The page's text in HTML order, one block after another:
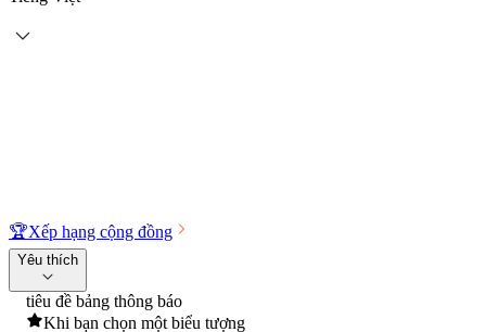
🏆Xếp hạng cộng đồng
Yêu thích
tiêu đề bảng thông báo
Khi bạn chọn một biểu tượng